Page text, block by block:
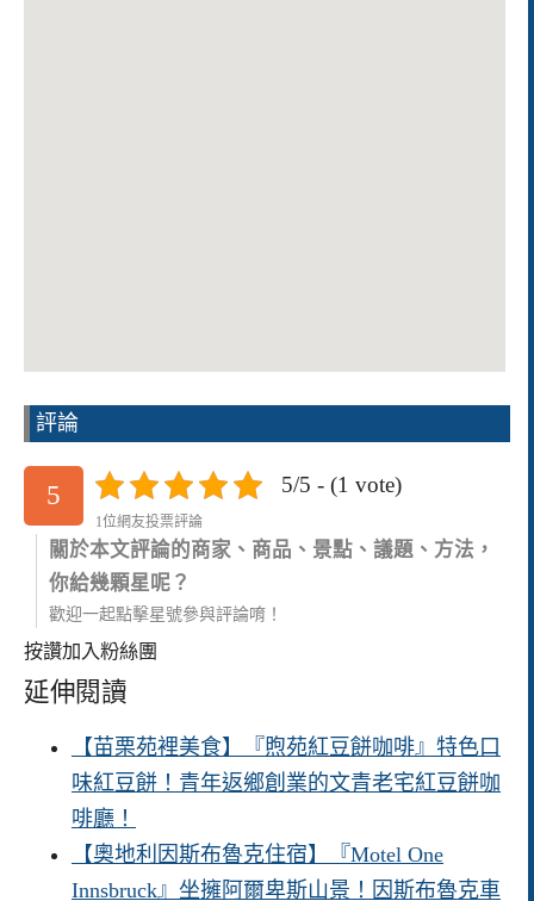
評論
5 5/5 - (1 vote)
1位網友投票評論
關於本文評論的商家、商品、景點、議題、方法，
你給幾顆星呢？
歡迎一起點擊星號參與評論唷！
按讚加入粉絲團
延伸閱讀
【苗栗苑裡美食】『煦苑紅豆餅咖啡』特色口
味紅豆餅！青年返鄉創業的文青老宅紅豆餅咖
啡廳！
【奧地利因斯布魯克住宿】『Motel One
Innsbruck』坐擁阿爾卑斯山景！因斯布魯克車